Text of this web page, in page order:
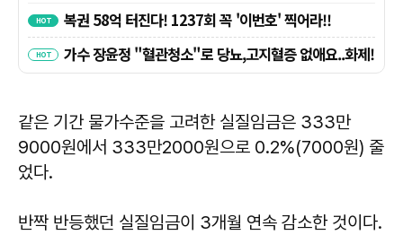
같은 기간 물가수준을 고려한 실질임금은 333만
9000원에서 333만2000원으로 0.2%(7000원) 줄
었다.
반짝 반등했던 실질임금이 3개월 연속 감소한 것이다.